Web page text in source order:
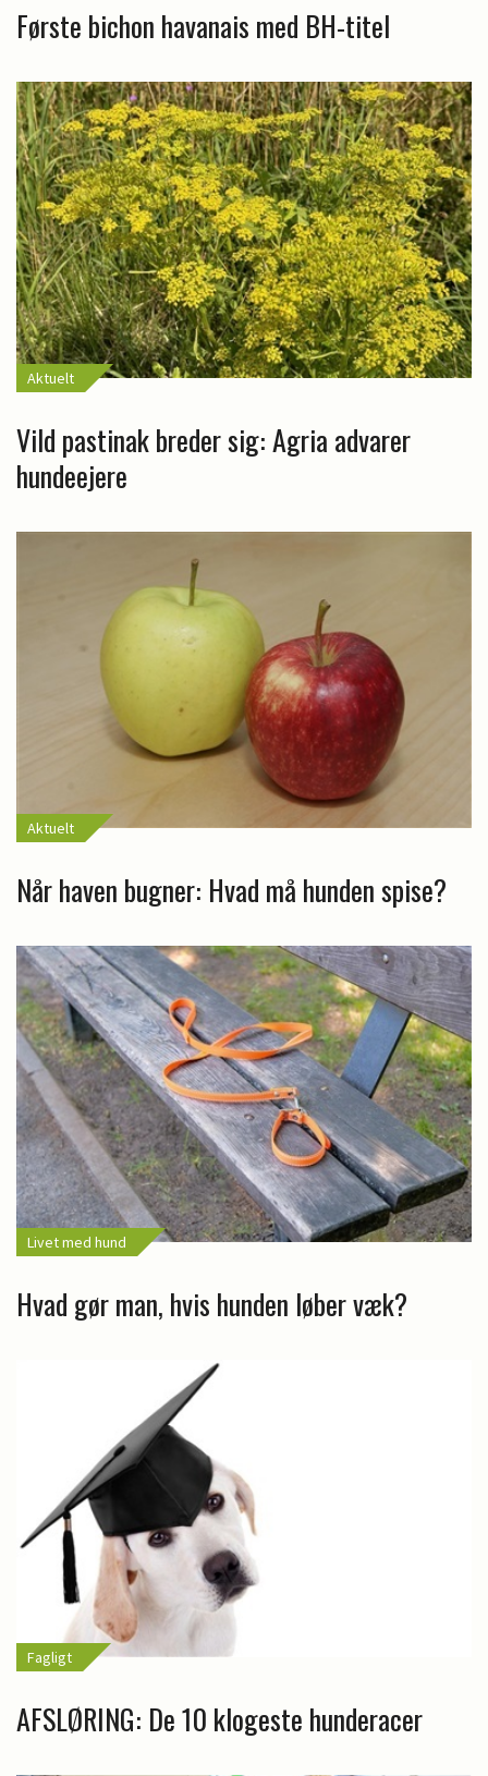
Første bichon havanais med BH-titel
Aktuelt
Vild pastinak breder sig: Agria advarer
hundeejere
Aktuelt
Når haven bugner: Hvad må hunden spise?
Livet med hund
Hvad gør man, hvis hunden løber væk?
Fagligt
AFSLØRING: De 10 klogeste hunderacer